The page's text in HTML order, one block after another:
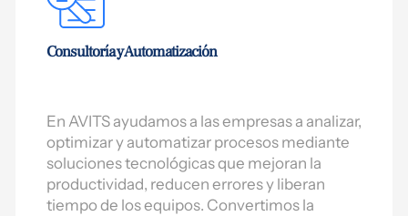
Consultoría y Automatización
En AVITS ayudamos a las empresas a analizar,
optimizar y automatizar procesos mediante
soluciones tecnológicas que mejoran la
productividad, reducen errores y liberan
tiempo de los equipos. Convertimos la